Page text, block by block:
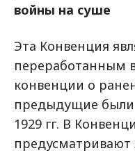
войны на суше
Эта Конвенция
переработанным
конвенции о
предыдущие были
1929 гг. В